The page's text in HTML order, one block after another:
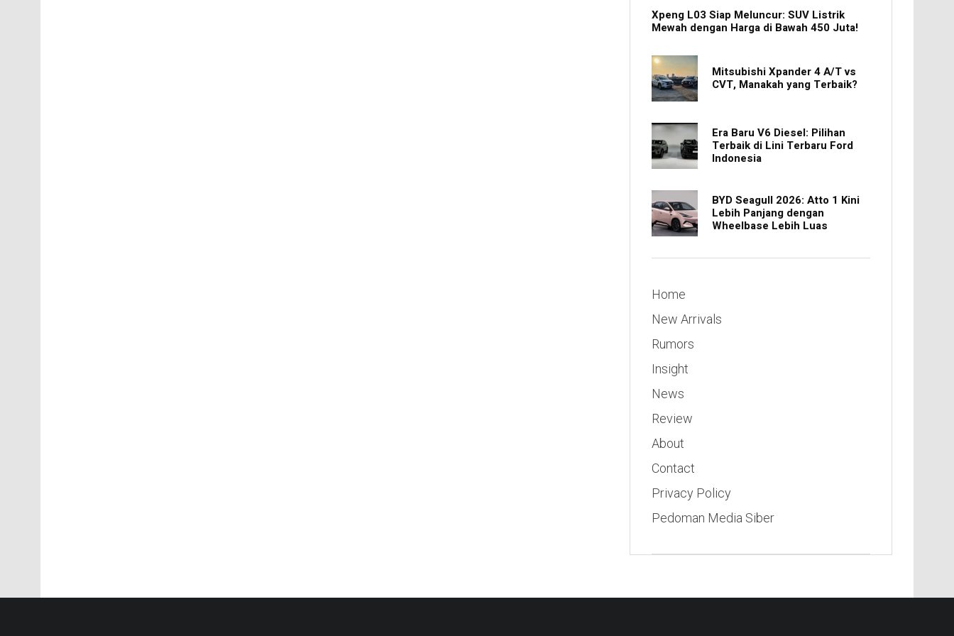
Xpeng L03 Siap Meluncur: SUV Listrik
Mewah dengan Harga di Bawah 450 Juta!
Mitsubishi Xpander 4 A/T vs
CVT, Manakah yang Terbaik?
Era Baru V6 Diesel: Pilihan
Terbaik di Lini Terbaru Ford
Indonesia
BYD Seagull 2026: Atto 1 Kini
Lebih Panjang dengan
Wheelbase Lebih Luas
Home
New Arrivals
Rumors
Insight
News
Review
About
Contact
Privacy Policy
Pedoman Media Siber